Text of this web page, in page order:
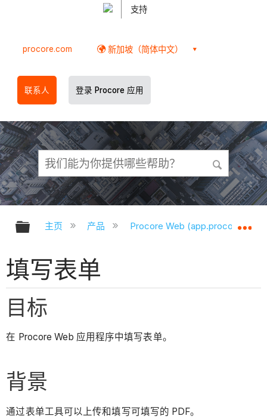
支持
procore.com 新加坡（简体中文）
联系人 登录 Procore 应用
扩展/隐缩全局层次
主页 产品 Procore Web
填写表单
目标
在 Procore Web 应用程序中填写表单。
背景
通过表单工具可以上传和填写可填写的 PDF。